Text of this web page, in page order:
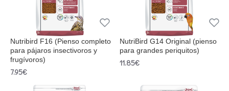
Nutribird F16 (Pienso completo
para pájaros insectivoros y
frugívoros)
7.95€
NutriBird G14 Original (pienso
para grandes periquitos)
11.85€